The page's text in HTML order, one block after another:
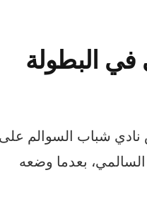
في البطولة
نادي شباب السوالم على
بعدما وضعه